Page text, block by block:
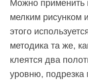
Можно применить
мелким рисунком
этого
методика та же,
клеятся два
уровню, подрезка